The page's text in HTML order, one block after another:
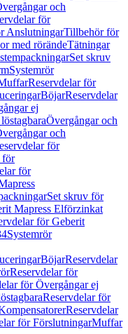
och
för
AnslutningarTillbehör för
med rörändeTätningar
Set skruv
Systemrör
Reservdelar för
BöjarReservdelar
ej
Övergångar och
och
för
för
för
Set skruv för
Mapress Elförzinkat
för Geberit
Systemrör
BöjarReservdelar
Reservdelar för
för Övergångar ej
Reservdelar för
Reservdelar
för FörslutningarMuffar